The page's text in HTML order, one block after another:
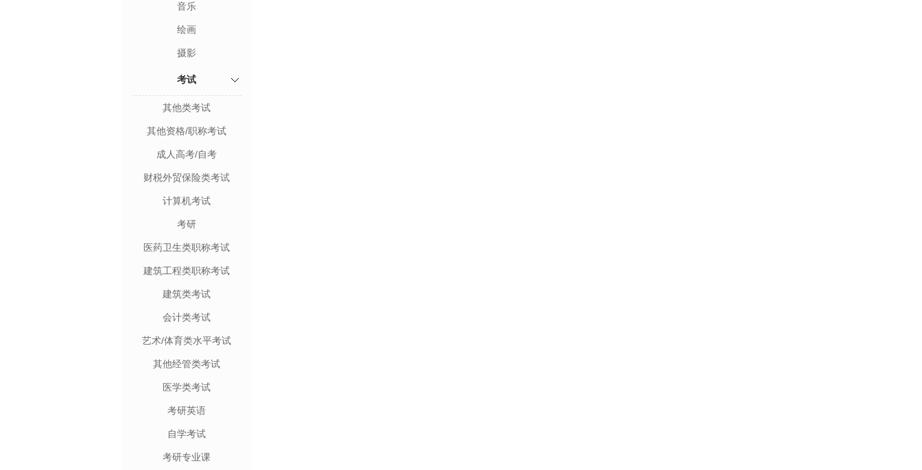
音乐
绘画
摄影
考试
其他类考试
其他资格/职称考试
成人高考/自考
财税外贸保险类考试
计算机考试
考研
医药卫生类职称考试
建筑工程类职称考试
建筑类考试
会计类考试
艺术/体育类水平考试
其他经管类考试
医学类考试
考研英语
自学考试
考研专业课